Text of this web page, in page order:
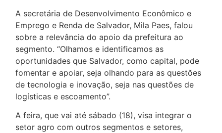
A secretária de Desenvolvimento Econômico e
Emprego e Renda de Salvador, Mila Paes, falou
sobre a relevância do apoio da prefeitura ao
segmento. “Olhamos e identificamos as
oportunidades que Salvador, como capital, pode
fomentar e apoiar, seja olhando para as questões
de tecnologia e inovação, seja nas questões de
logísticas e escoamento”.
A feira, que vai até sábado (18), visa integrar o
setor agro com outros segmentos e setores,